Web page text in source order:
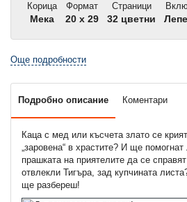
Корица
Мека
Формат
20 x 29
Страници
32 цветни
Още подробности
Подробно описание Коментари
Каца с мед или късчета злато се
„заровена“ в храстите? И ще
прашката на приятелите да се
отвлекли Тигъра, зад купчината
ще разбереш!